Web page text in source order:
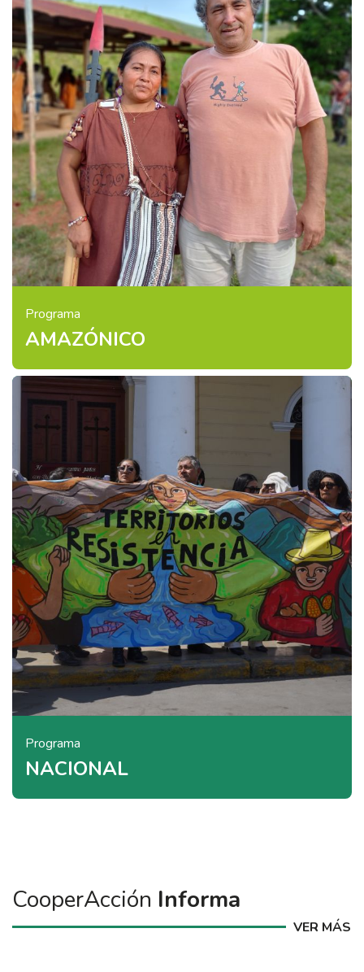
Programa
AMAZÓNICO
Programa
NACIONAL
CooperAcción Informa
VER MÁS